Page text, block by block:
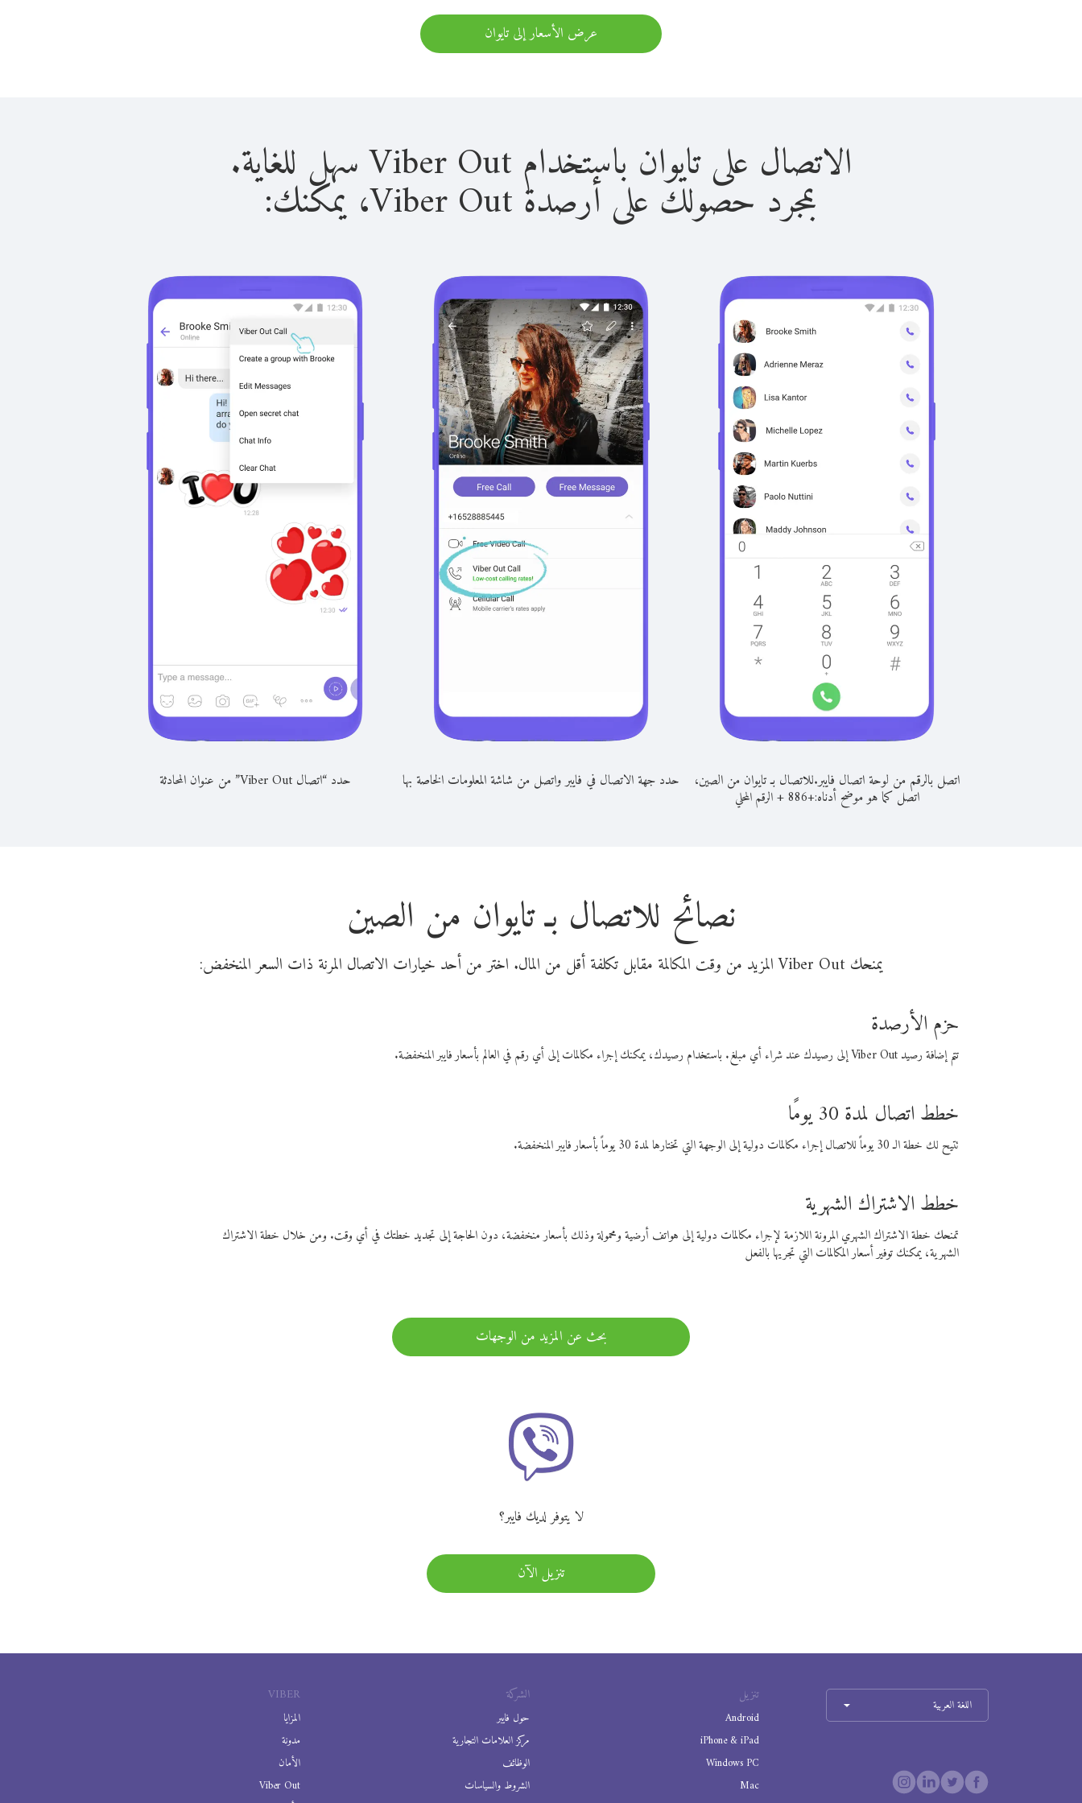
عرض الأسعار إلى تايوان
الاتصال على تايوان باستخدام Viber Out سهل للغاية.
بمجرد حصولك على أرصدة Viber Out، يمكنك:
اتصل بالرقم من لوحة اتصال فايبر.للاتصال بـ تايوان من الصين،
اتصل كما هو موضح أدناه:+
886
+الرقم المحلي
حدد جهة الاتصال في فايبر واتصل من شاشة المعلومات الخاصة بها حدد “اتصال Viber Out” من عنوان المحادثة
نصائح للاتصال بـ تايوان من الصين
يمنحك Viber Out المزيد من وقت المكالمة مقابل تكلفة أقل من المال. اختر من أحد خيارات الاتصال المرنة ذات السعر المنخفض:
حزم الأرصدة
تتم إضافة رصيد Viber Out إلى رصيدك عند شراء أي مبلغ. باستخدام رصيدك، يمكنك إجراء مكالمات إلى أي رقم في العالم بأسعار فايبر المنخفضة.
خطط اتصال لمدة 30 يومًا
تتيح لك خطة الـ 30 يوماً للاتصال إجراء مكالمات دولية إلى الوجهة التي تختارها لمدة 30 يوماً بأسعار فايبر المنخفضة.
خطط الاشتراك الشهرية
تمنحك خطة الاشتراك الشهري المرونة اللازمة لإجراء مكالمات دولية إلى هواتف أرضية ومحمولة وذلك بأسعار منخفضة، دون الحاجة إلى تجديد خطتك في أي وقت. ومن خلال خطة الاشتراك
الشهرية، يمكنك توفير أسعار المكالمات التي تجريها بالفعل
بحث عن المزيد من الوجهات
لا يتوفر لديك فايبر؟
تنزيل الآن
VIBER
المزايا
مدونة
الأمان
Viber Out
الشركة
حول فايبر
مركز العلامات التجارية
الوظائف
الشروط والسياسات
تنزيل
Android
iPhone & iPad
Windows PC
Mac
اللغة العربية